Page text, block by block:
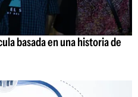
basada en una historia de